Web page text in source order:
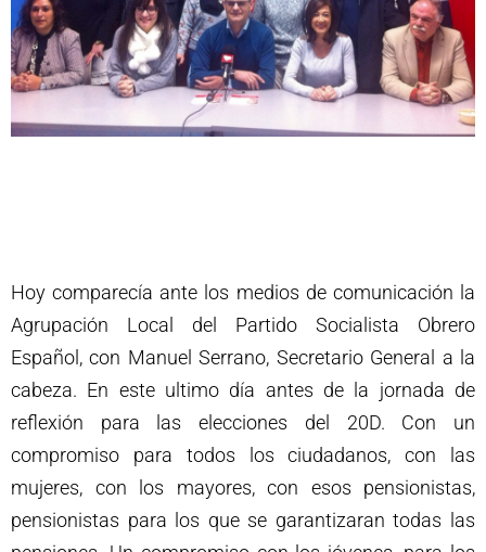
Hoy comparecía ante los medios de comunicación la
Agrupación Local del Partido Socialista Obrero
Español, con Manuel Serrano, Secretario General a la
cabeza. En este ultimo día antes de la jornada de
reflexión para las elecciones del 20D. Con un
compromiso para todos los ciudadanos, con las
mujeres, con los mayores, con esos pensionistas,
pensionistas para los que se garantizaran todas las